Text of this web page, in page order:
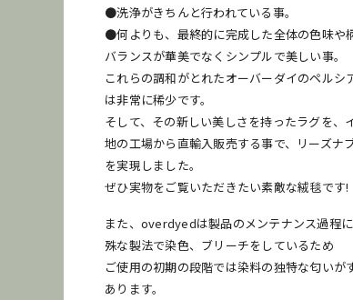
●洗浄がきちんと行われている事。
●何よりも、最終的に完成した全体の色味や
バランスが華美でなくシンプルで美しい事。
これらの調和がとれたオーバーダイのペルシ
は非常に稀少です。
そして、その新しい美しさを持ったラグを、
地の工場から直輸入販売する事で、リーズナ
を実現しました。
ぜひ実物をご覧いただきたい素敵な絨毯です!
また、overdyedは製品のメンテナンス過程
殊な製法で染色、ブリーチをしているため
ご使用の初期の段階では染料の独特な匂いが
あります。